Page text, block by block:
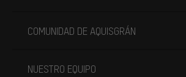
COMUNIDAD DE AQUISGRÁN
NUESTRO EQUIPO